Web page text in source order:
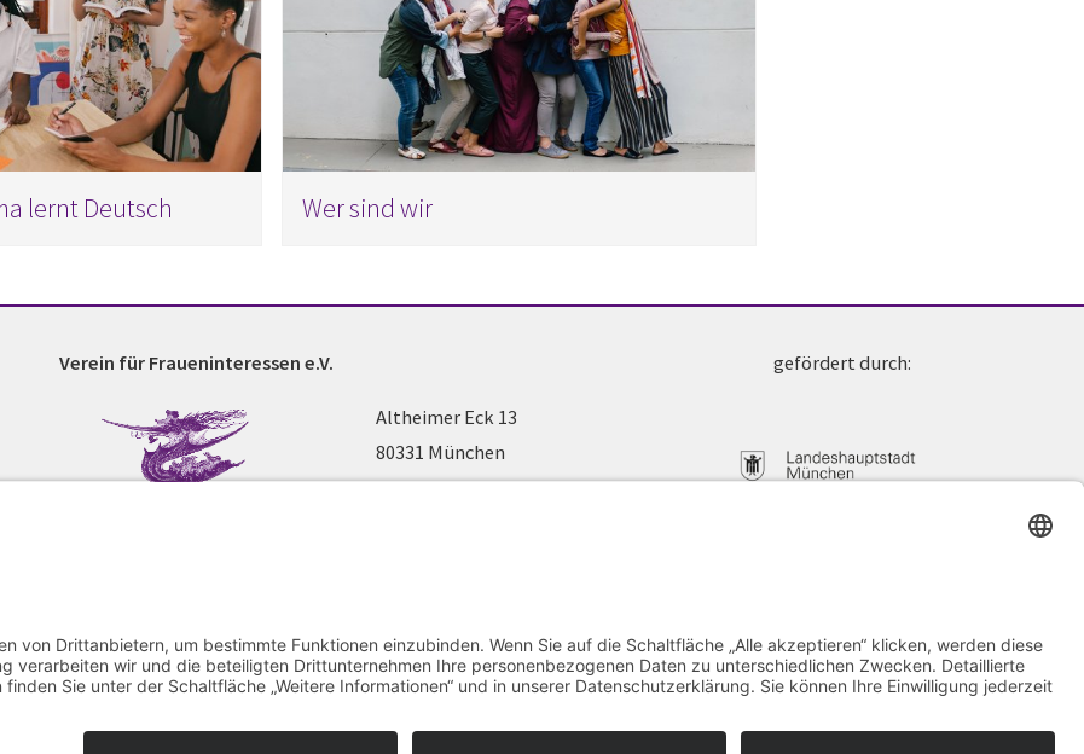
lernt Deutsch Wer sind wir
Verein für Fraueninteressen e.V.
Altheimer Eck 13
80331 München
gefördert durch: